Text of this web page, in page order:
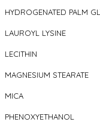
HYDROGENATED PALM
LAUROYL LYSINE
LECITHIN
MAGNESIUM STEARATE
MICA
PHENOXYETHANOL